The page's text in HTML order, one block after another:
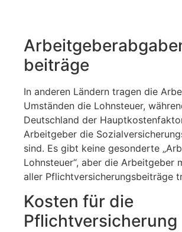
beiträge
In anderen Ländern tragen die
Umständen die Lohnsteuer,
Deutschland der
Arbeitgeber die
sind. Es gibt keine gesonderte
Lohnsteuer“, aber die Arbeitgeber
aller Pflichtversicherungsbeiträge
Kosten für die
Pflichtversicherung